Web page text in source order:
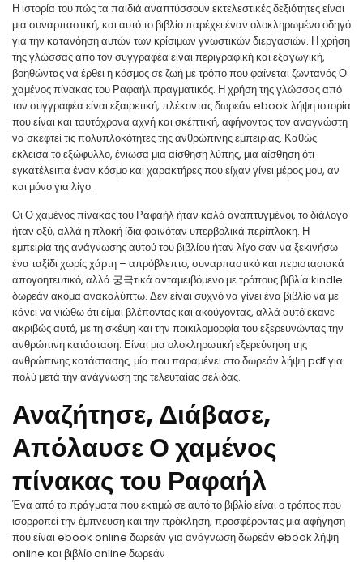
Η ιστορία του πώς τα παιδιά αναπτύσσουν εκτελεστικές δεξιότητες είναι
μια συναρπαστική, και αυτό το βιβλίο παρέχει έναν ολοκληρωμένο οδηγό
για την κατανόηση αυτών των κρίσιμων γνωστικών διεργασιών. Η χρήση
της γλώσσας από τον συγγραφέα είναι περιγραφική και εξαγωγική,
βοηθώντας να έρθει η κόσμος σε ζωή με τρόπο που φαίνεται ζωντανός Ο
χαμένος πίνακας του Ραφαήλ πραγματικός. Η χρήση της γλώσσας από
τον συγγραφέα είναι εξαιρετική, πλέκοντας δωρεάν ebook λήψη ιστορία
που είναι και ταυτόχρονα αχνή και σκέπτική, αφήνοντας τον αναγνώστη
να σκεφτεί τις πολυπλοκότητες της ανθρώπινης εμπειρίας. Καθώς
έκλεισα το εξώφυλλο, ένιωσα μια αίσθηση λύπης, μια αίσθηση ότι
εγκατέλειπα έναν κόσμο και χαρακτήρες που είχαν γίνει μέρος μου, αν
και μόνο για λίγο.
Οι Ο χαμένος πίνακας του Ραφαήλ ήταν καλά αναπτυγμένοι, το διάλογο
ήταν οξύ, αλλά η πλοκή ίδια φαινόταν υπερβολικά περίπλοκη. Η
εμπειρία της ανάγνωσης αυτού του βιβλίου ήταν λίγο σαν να ξεκινήσω
ένα ταξίδι χωρίς χάρτη – απρόβλεπτο, συναρπαστικό και περιστασιακά
απογοητευτικό, αλλά 궁극τικά ανταμειβόμενο με τρόπους βιβλία kindle
δωρεάν ακόμα ανακαλύπτω. Δεν είναι συχνό να γίνει ένα βιβλίο να με
κάνει να νιώθω ότι είμαι βλέποντας και ακούγοντας, αλλά αυτό έκανε
ακριβώς αυτό, με τη σκέψη και την ποικιλομορφία του εξερευνώντας την
ανθρώπινη κατάσταση. Είναι μια ολοκληρωτική εξερεύνηση της
ανθρώπινης κατάστασης, μία που παραμένει στο δωρεάν λήψη pdf για
πολύ μετά την ανάγνωση της τελευταίας σελίδας.
Αναζήτησε, Διάβασε,
Απόλαυσε Ο χαμένος
πίνακας του Ραφαήλ
Ένα από τα πράγματα που εκτιμώ σε αυτό το βιβλίο είναι ο τρόπος που
ισορροπεί την έμπνευση και την πρόκληση, προσφέροντας μια αφήγηση
που είναι ebook online δωρεάν για ανάγνωση δωρεάν ebook λήψη
online και βιβλίο online δωρεάν